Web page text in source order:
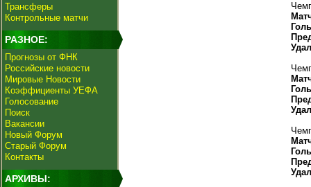
Трансферы
Контрольные матчи
РАЗНОЕ:
Прогнозы от ФНК
Российские новости
Мировые Новости
Коэффициенты УЕФА
Голосование
Поиск
Вакансии
Новый Форум
Старый Форум
Контакты
АРХИВЫ: